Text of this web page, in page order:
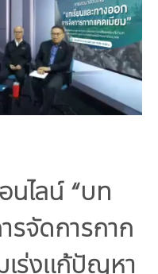
Directors
Team
Report
Waste
and Production
Services
Resources
Study
and Plan
and Plan
News
US
นไลน์ “บท
รจัดการกาก
เร่งแก้ปัญหา